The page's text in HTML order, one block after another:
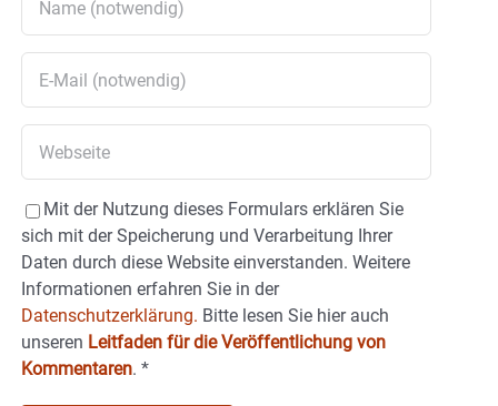
Mit der Nutzung dieses Formulars erklären Sie
sich mit der Speicherung und Verarbeitung Ihrer
Daten durch diese Website einverstanden. Weitere
Informationen erfahren Sie in der
Datenschutzerklärung. Bitte lesen Sie hier auch
unseren Leitfaden für die Veröffentlichung von
Kommentaren. *